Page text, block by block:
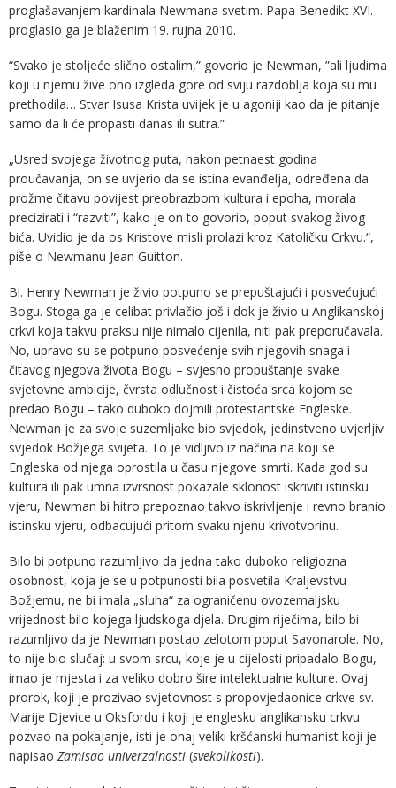
proglašavanjem kardinala Newmana svetim. Papa Benedikt XVI.
proglasio ga je blaženim 19. rujna 2010.
“Svako je stoljeće slično ostalim,” govorio je Newman, ”ali ljudima
koji u njemu žive ono izgleda gore od sviju razdoblja koja su mu
prethodila… Stvar Isusa Krista uvijek je u agoniji kao da je pitanje
samo da li će propasti danas ili sutra.”
„Usred svojega životnog puta, nakon petnaest godina
proučavanja, on se uvjerio da se istina evanđelja, određena da
prožme čitavu povijest preobrazbom kultura i epoha, morala
precizirati i “razviti”, kako je on to govorio, poput svakog živog
bića. Uvidio je da os Kristove misli prolazi kroz Katoličku Crkvu.“,
piše o Newmanu Jean Guitton.
Bl. Henry Newman je živio potpuno se prepuštajući i posvećujući
Bogu. Stoga ga je celibat privlačio još i dok je živio u Anglikanskoj
crkvi koja takvu praksu nije nimalo cijenila, niti pak preporučavala.
No, upravo su se potpuno posvećenje svih njegovih snaga i
čitavog njegova života Bogu – svjesno propuštanje svake
svjetovne ambicije, čvrsta odlučnost i čistoća srca kojom se
predao Bogu – tako duboko dojmili protestantske Engleske.
Newman je za svoje suzemljake bio svjedok, jedinstveno uvjerljiv
svjedok Božjega svijeta. To je vidljivo iz načina na koji se
Engleska od njega oprostila u času njegove smrti. Kada god su
kultura ili pak umna izvrsnost pokazale sklonost iskriviti istinsku
vjeru, Newman bi hitro prepoznao takvo iskrivljenje i revno branio
istinsku vjeru, odbacujući pritom svaku njenu krivotvorinu.
Bilo bi potpuno razumljivo da jedna tako duboko religiozna
osobnost, koja je se u potpunosti bila posvetila Kraljevstvu
Božjemu, ne bi imala „sluha“ za ograničenu ovozemaljsku
vrijednost bilo kojega ljudskoga djela. Drugim riječima, bilo bi
razumljivo da je Newman postao zelotom poput Savonarole. No,
to nije bio slučaj: u svom srcu, koje je u cijelosti pripadalo Bogu,
imao je mjesta i za veliko dobro šire intelektualne kulture. Ovaj
prorok, koji je prozivao svjetovnost s propovjedaonice crkve sv.
Marije Djevice u Oksfordu i koji je englesku anglikansku crkvu
pozvao na pokajanje, isti je onaj veliki kršćanski humanist koji je
napisao Zamisao univerzalnosti (svekolikosti).